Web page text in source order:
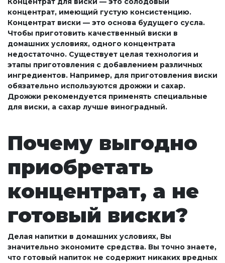
концентрат, имеющий густую консистенцию.
Концентрат виски — это основа будущего сусла.
Чтобы приготовить качественный виски в
домашних условиях, одного концентрата
недостаточно. Существует целая технология и
этапы приготовления с добавлением различных
ингредиентов. Например, для приготовления виски
обязательно используются дрожжи и сахар.
Дрожжи рекомендуется применять специальные
для виски, а сахар лучше виноградный.
Почему выгодно
приобретать
концентрат, а не
готовый виски?
Делая напитки в домашних условиях, Вы
значительно экономите средства. Вы точно знаете,
что готовый напиток не содержит никаких вредных